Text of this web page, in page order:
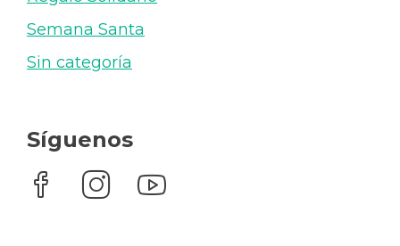
Semana Santa
Sin categoría
Síguenos